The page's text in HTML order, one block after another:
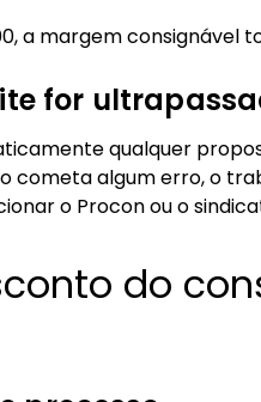
a margem consignável
for
qualquer
cometa algum erro, o
o Procon ou o
do